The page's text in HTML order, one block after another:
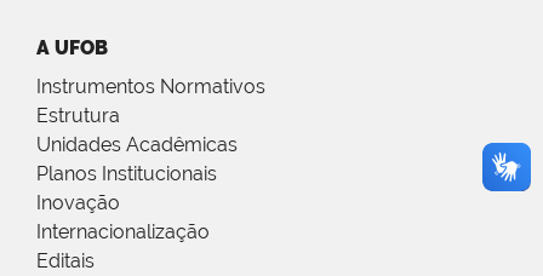
A UFOB
Instrumentos Normativos
Estrutura
Unidades Acadêmicas
Planos Institucionais
Inovação
Internacionalização
Editais